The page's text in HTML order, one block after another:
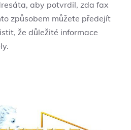
aby potvrdil, zda fax
způsobem můžete předejít
že důležité informace